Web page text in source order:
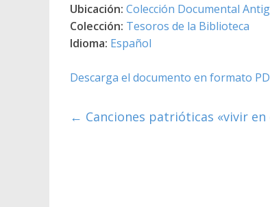
Ubicación: Colección Documental
Colección: Tesoros de la Biblioteca
Idioma: Español
Descarga el documento en formato
← Canciones patrióticas «vivir